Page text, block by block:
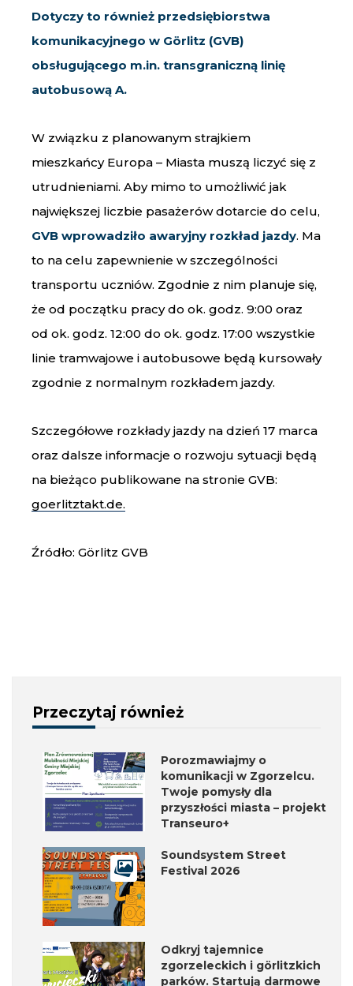
Dotyczy to również przedsiębiorstwa
komunikacyjnego w Görlitz (GVB)
obsługującego m.in. transgraniczną linię
autobusową A.
W związku z planowanym strajkiem
mieszkańcy Europa – Miasta muszą liczyć się z
utrudnieniami. Aby mimo to umożliwić jak
największej liczbie pasażerów dotarcie do celu,
GVB wprowadziło awaryjny rozkład jazdy. Ma
to na celu zapewnienie w szczególności
transportu uczniów. Zgodnie z nim planuje się,
że od początku pracy do ok. godz. 9:00 oraz
od ok. godz. 12:00 do ok. godz. 17:00 wszystkie
linie tramwajowe i autobusowe będą kursowały
zgodnie z normalnym rozkładem jazdy.
Szczegółowe rozkłady jazdy na dzień 17 marca
oraz dalsze informacje o rozwoju sytuacji będą
na bieżąco publikowane na stronie GVB:
goerlitztakt.de.
Źródło: Görlitz GVB
Przeczytaj również
Porozmawiajmy o
komunikacji w Zgorzelcu.
Twoje pomysły dla
przyszłości miasta – projekt
Transeuro+
Soundsystem Street
Festival 2026
Odkryj tajemnice
zgorzeleckich i görlitzkich
parków. Startują darmowe